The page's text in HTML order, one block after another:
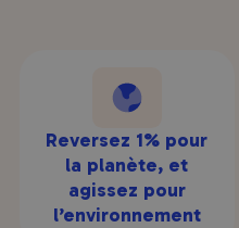
Reversez 1% pour
la planète, et
agissez pour
l’environnement